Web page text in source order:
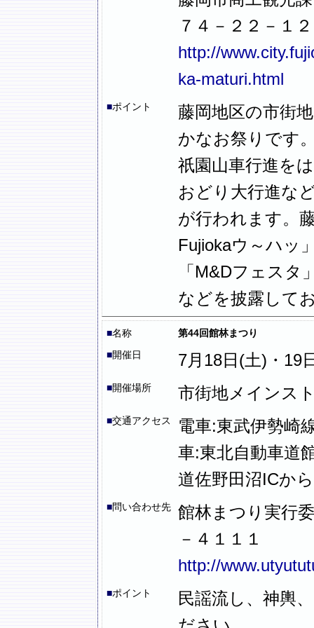
７４－２２－１
http://
ka-maturi.html
■ポイント
藤岡地区の市街
かなお祭りです
祇園山車行進を
おどり大行進な
が行われます。
Fujiokaウ～ハッ
「M&Dフェス
などを披露して
■名称
第44回館林まつり
■開催日 7月18日(土)・19
■開催場所 市街地メインス
■交通アクセス
電車:東武伊勢崎
車:東北自動車道
道佐野田沼ICか
■問い合わせ先
館林まつり実行
－４１１１
http://
■ポイント
民謡流し、神輿